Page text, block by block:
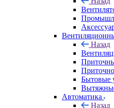
Назад
Бытовые
Автоматика
Назад